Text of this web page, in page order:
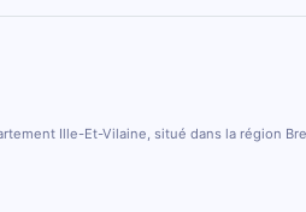
Ille-Et-Vilaine, situé dans la région